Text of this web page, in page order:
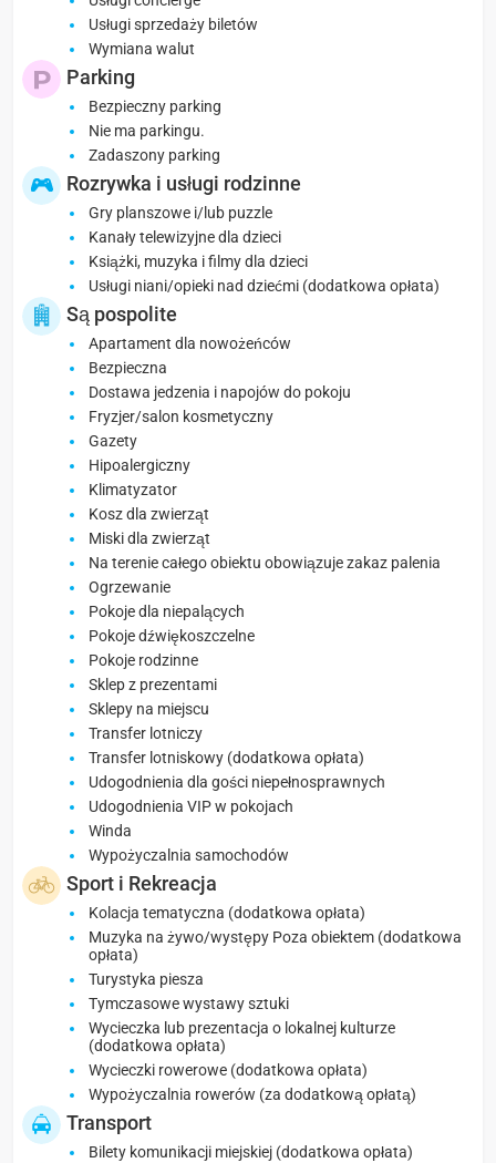
Usługi sprzedaży biletów
Wymiana walut
Parking
Bezpieczny parking
Nie ma parkingu.
Zadaszony parking
Rozrywka i usługi rodzinne
Gry planszowe i/lub puzzle
Kanały telewizyjne dla dzieci
Książki, muzyka i filmy dla dzieci
Usługi niani/opieki nad dziećmi (dodatkowa opłata)
Są pospolite
Apartament dla nowożeńców
Bezpieczna
Dostawa jedzenia i napojów do pokoju
Fryzjer/salon kosmetyczny
Gazety
Hipoalergiczny
Klimatyzator
Kosz dla zwierząt
Miski dla zwierząt
Na terenie całego obiektu obowiązuje zakaz palenia
Ogrzewanie
Pokoje dla niepalących
Pokoje dźwiękoszczelne
Pokoje rodzinne
Sklep z prezentami
Sklepy na miejscu
Transfer lotniczy
Transfer lotniskowy (dodatkowa opłata)
Udogodnienia dla gości niepełnosprawnych
Udogodnienia VIP w pokojach
Winda
Wypożyczalnia samochodów
Sport i Rekreacja
Kolacja tematyczna (dodatkowa opłata)
Muzyka na żywo/występy Poza obiektem (dodatkowa
opłata)
Turystyka piesza
Tymczasowe wystawy sztuki
Wycieczka lub prezentacja o lokalnej kulturze
(dodatkowa opłata)
Wycieczki rowerowe (dodatkowa opłata)
Wypożyczalnia rowerów (za dodatkową opłatą)
Transport
Bilety komunikacji miejskiej (dodatkowa opłata)